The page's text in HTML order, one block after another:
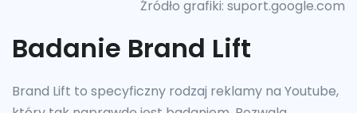
Źródło grafiki: suport.google.com
Badanie Brand Lift
Brand Lift to specyficzny rodzaj reklamy na Youtube,